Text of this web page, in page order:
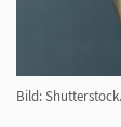
Bild: